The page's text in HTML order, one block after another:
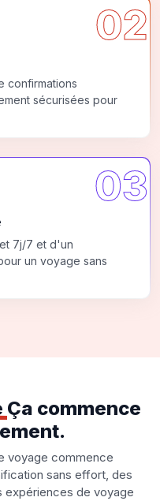
02
confirmations
sécurisées pour
03
7j/7 et d'un
un voyage sans
Ça commence
voyage commence
sans effort, des
expériences de voyage